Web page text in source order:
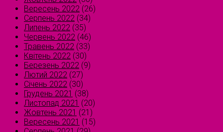
Вересень 2022 (26)
Серпень 2022 (34)
Липень 2022 (35)
Червень 2022 (46)
Травень 2022 (33)
Квітень 2022 (30)
Березень 2022 (9)
Лютий 2022 (27)
Січень 2022 (30)
Грудень 2021 (38)
Листопад 2021 (20)
Жовтень 2021 (21)
Вересень 2021 (15)